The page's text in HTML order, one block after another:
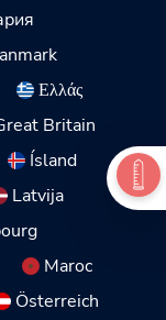
Ελλάς
Britain
Ísland
Latvija
Maroc
Österreich